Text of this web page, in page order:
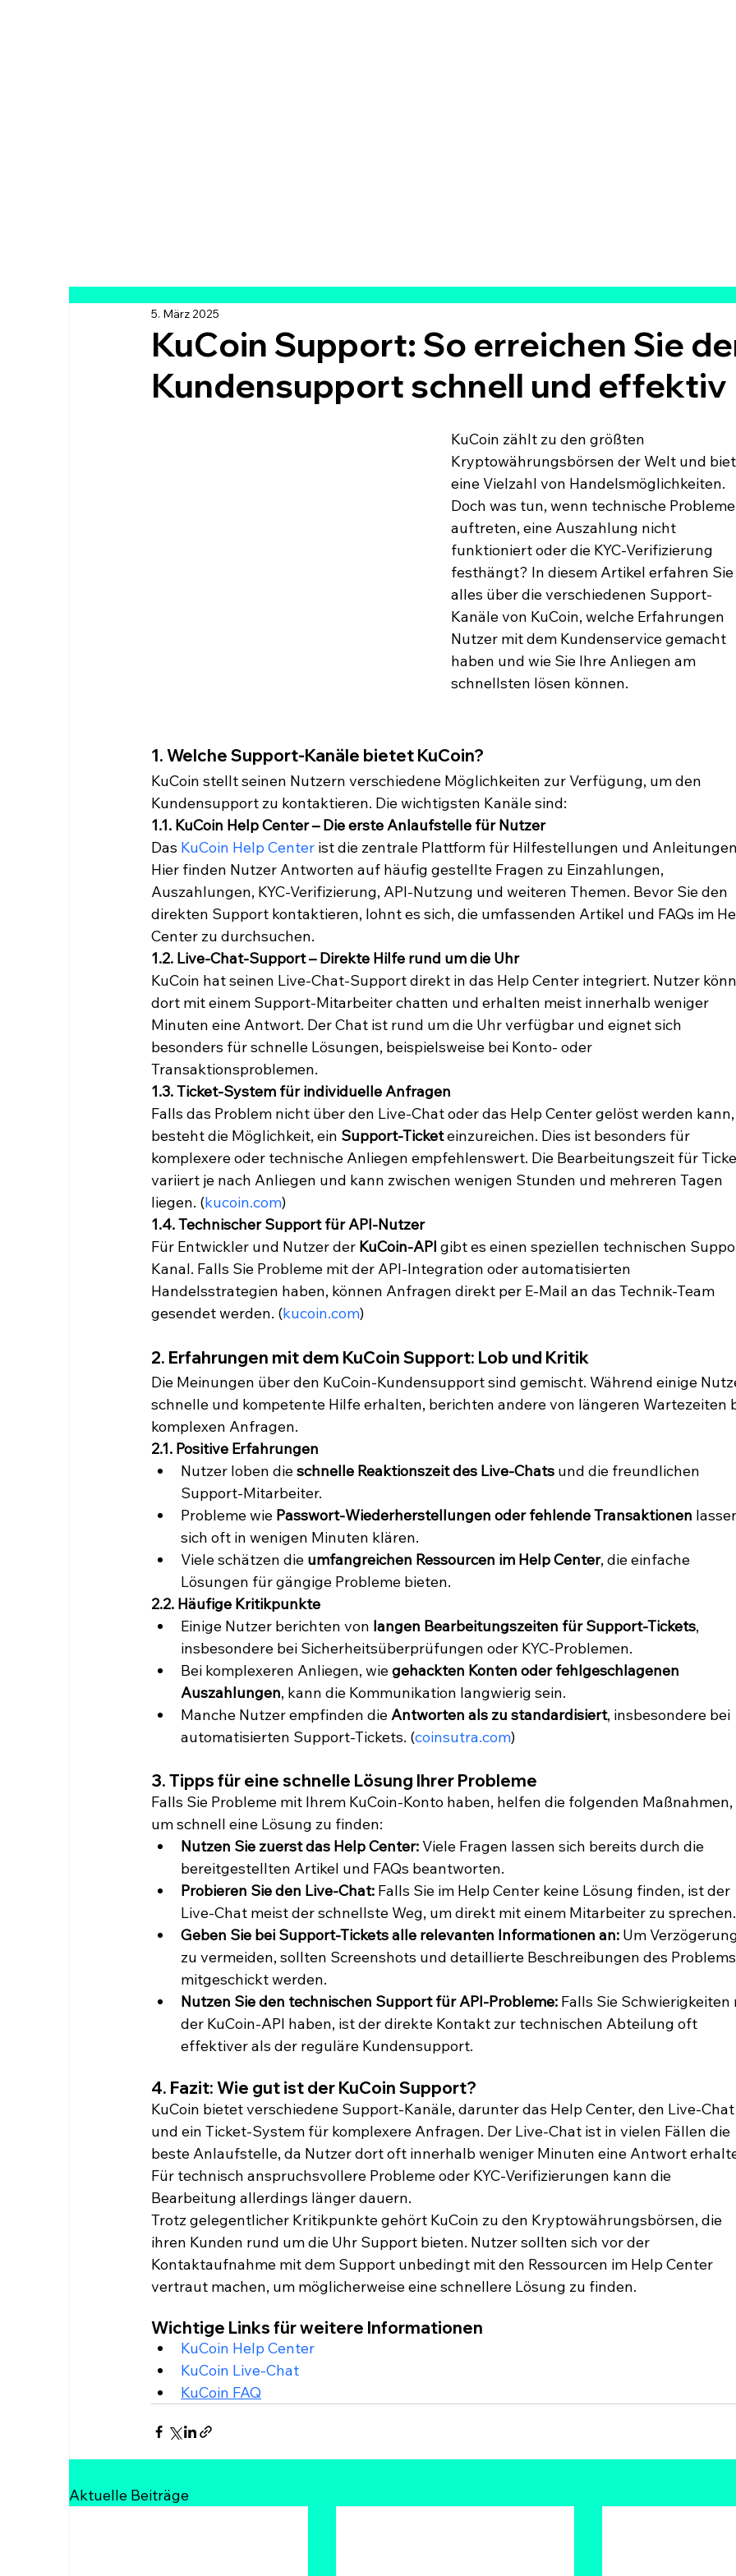
KuCoin Support: So erreichen Sie
Kundensupport schnell und effektiv
5. März 2025
KuCoin zählt zu den größten
Kryptowährungsbörsen der Welt und
eine Vielzahl von Handelsmöglichkeiten.
Doch was tun, wenn technische
auftreten, eine Auszahlung nicht
funktioniert oder die KYC-Verifizierung
festhängt? In diesem Artikel erfahren Sie
alles über die verschiedenen Support-
Kanäle von KuCoin, welche Erfahrungen
Nutzer mit dem Kundenservice gemacht
haben und wie Sie Ihre Anliegen am
schnellsten lösen können.
1. Welche Support-Kanäle bietet KuCoin?
KuCoin stellt seinen Nutzern verschiedene Möglichkeiten zur Verfügung, um den
Kundensupport zu kontaktieren. Die wichtigsten Kanäle sind:
1.1. KuCoin Help Center – Die erste Anlaufstelle für Nutzer
Das KuCoin Help Center ist die zentrale Plattform für Hilfestellungen und
Hier finden Nutzer Antworten auf häufig gestellte Fragen zu Einzahlungen,
Auszahlungen, KYC-Verifizierung, API-Nutzung und weiteren Themen. Bevor Sie den
direkten Support kontaktieren, lohnt es sich, die umfassenden Artikel und FAQs im
Center zu durchsuchen.
1.2. Live-Chat-Support – Direkte Hilfe rund um die Uhr
KuCoin hat seinen Live-Chat-Support direkt in das Help Center integriert. Nutzer
dort mit einem Support-Mitarbeiter chatten und erhalten meist innerhalb weniger
Minuten eine Antwort. Der Chat ist rund um die Uhr verfügbar und eignet sich
besonders für schnelle Lösungen, beispielsweise bei Konto- oder
Transaktionsproblemen.
1.3. Ticket-System für individuelle Anfragen
Falls das Problem nicht über den Live-Chat oder das Help Center gelöst werden
besteht die Möglichkeit, ein Support-Ticket einzureichen. Dies ist besonders für
komplexere oder technische Anliegen empfehlenswert. Die Bearbeitungszeit für
variiert je nach Anliegen und kann zwischen wenigen Stunden und mehreren Tagen
liegen. (kucoin.com)
1.4. Technischer Support für API-Nutzer
Für Entwickler und Nutzer der KuCoin-API gibt es einen speziellen technischen
Kanal. Falls Sie Probleme mit der API-Integration oder automatisierten
Handelsstrategien haben, können Anfragen direkt per E-Mail an das Technik-Team
gesendet werden. (kucoin.com)
2. Erfahrungen mit dem KuCoin Support: Lob und Kritik
Die Meinungen über den KuCoin-Kundensupport sind gemischt. Während einige
schnelle und kompetente Hilfe erhalten, berichten andere von längeren Wartezeiten
komplexen Anfragen.
2.1. Positive Erfahrungen
Nutzer loben die schnelle Reaktionszeit des Live-Chats und die freundlichen
Support-Mitarbeiter.
Probleme wie Passwort-Wiederherstellungen oder fehlende Transaktionen
sich oft in wenigen Minuten klären.
Viele schätzen die umfangreichen Ressourcen im Help Center, die einfache
Lösungen für gängige Probleme bieten.
2.2. Häufige Kritikpunkte
Einige Nutzer berichten von langen Bearbeitungszeiten für Support-Tickets,
insbesondere bei Sicherheitsüberprüfungen oder KYC-Problemen.
Bei komplexeren Anliegen, wie gehackten Konten oder fehlgeschlagenen
Auszahlungen, kann die Kommunikation langwierig sein.
Manche Nutzer empfinden die Antworten als zu standardisiert, insbesondere bei
automatisierten Support-Tickets. (coinsutra.com)
3. Tipps für eine schnelle Lösung Ihrer Probleme
Falls Sie Probleme mit Ihrem KuCoin-Konto haben, helfen die folgenden Maßnahmen,
um schnell eine Lösung zu finden:
Nutzen Sie zuerst das Help Center: Viele Fragen lassen sich bereits durch die
bereitgestellten Artikel und FAQs beantworten.
Probieren Sie den Live-Chat: Falls Sie im Help Center keine Lösung finden, ist der
Live-Chat meist der schnellste Weg, um direkt mit einem Mitarbeiter zu sprechen.
Geben Sie bei Support-Tickets alle relevanten Informationen an: Um
zu vermeiden, sollten Screenshots und detaillierte Beschreibungen des
mitgeschickt werden.
Nutzen Sie den technischen Support für API-Probleme: Falls Sie
der KuCoin-API haben, ist der direkte Kontakt zur technischen Abteilung oft
effektiver als der reguläre Kundensupport.
4. Fazit: Wie gut ist der KuCoin Support?
KuCoin bietet verschiedene Support-Kanäle, darunter das Help Center, den Live-
und ein Ticket-System für komplexere Anfragen. Der Live-Chat ist in vielen Fällen die
beste Anlaufstelle, da Nutzer dort oft innerhalb weniger Minuten eine Antwort
Für technisch anspruchsvollere Probleme oder KYC-Verifizierungen kann die
Bearbeitung allerdings länger dauern.
Trotz gelegentlicher Kritikpunkte gehört KuCoin zu den Kryptowährungsbörsen, die
ihren Kunden rund um die Uhr Support bieten. Nutzer sollten sich vor der
Kontaktaufnahme mit dem Support unbedingt mit den Ressourcen im Help Center
vertraut machen, um möglicherweise eine schnellere Lösung zu finden.
Wichtige Links für weitere Informationen
KuCoin Help Center
KuCoin Live-Chat
KuCoin FAQ
Aktuelle Beiträge